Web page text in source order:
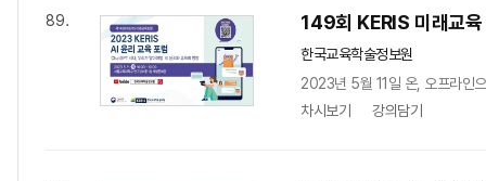
89. 149회 KERIS 미래교육
한국교육학술정보원
2023년 5월 11일 온, 오프라인
차시보기
강의담기